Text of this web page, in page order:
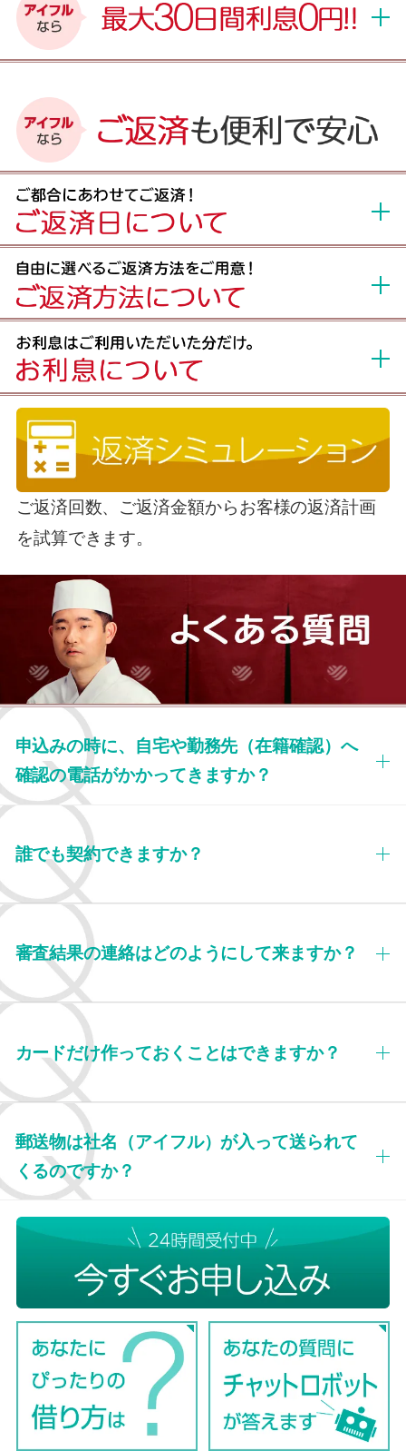
ご返済回数、ご返済金額からお客様の返済計画
を試算できます。
申込みの時に、自宅や勤務先（在籍確認）へ
確認の電話がかかってきますか？
誰でも契約できますか？
審査結果の連絡はどのようにして来ますか？
カードだけ作っておくことはできますか？
郵送物は社名（アイフル）が入って送られて
くるのですか？